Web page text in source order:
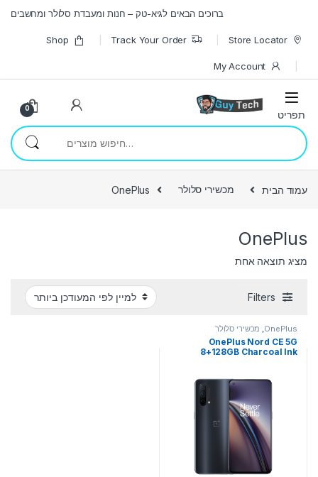
ברוכים הבאים לגיא-טק – חנות ומעבדת סלולר ומחשבים
Store Locator
Track Your Order
Shop
My Account
0
חיפוש עבור:
עמוד הבית מכשירי סלולר OnePlus
OnePlus
מציג תוצאה אחת
Filters
OnePlus
, מכשירי סלולר
OnePlus Nord CE 5G
8+128GB Charcoal Ink